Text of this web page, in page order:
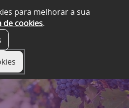
para melhorar a sua
de cookies.